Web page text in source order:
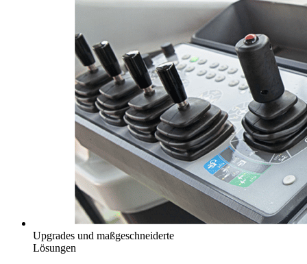
Upgrades und maßgeschneiderte
Lösungen